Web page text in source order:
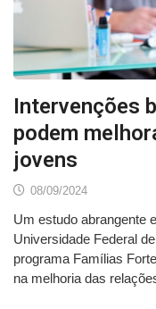
Intervenções
podem
jovens
08/09/2024
Um estudo abrangente
Universidade Federal
programa Famílias
na melhoria das